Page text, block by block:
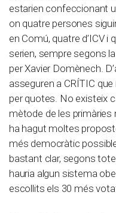
estarien confeccionant
on quatre persones
en Comú, quatre d’ICV i
serien, sempre segons
per Xavier Domènech.
asseguren a CRÍTIC
per quotes. No existeix
mètode de les primàries
ha hagut moltes
més democràtic
bastant clar, segons
hauria algun sistema
escollits els 30 més